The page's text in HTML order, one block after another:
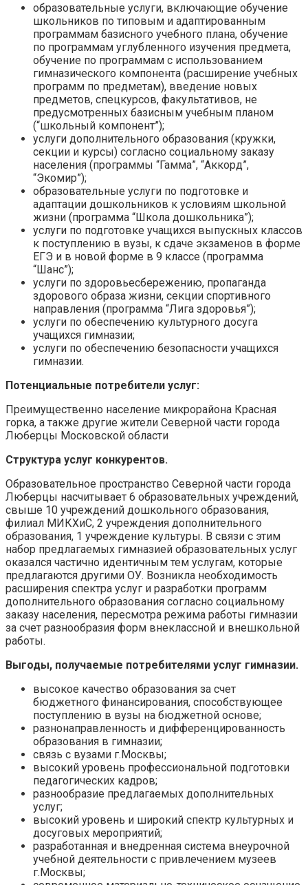
образовательные услуги, включающие обучение
школьников по типовым и адаптированным
программам базисного учебного плана, обучение
по программам углубленного изучения предмета,
обучение по программам с использованием
гимназического компонента (расширение учебных
программ по предметам), введение новых
предметов, спецкурсов, факультативов, не
предусмотренных базисным учебным планом
(“школьный компонент”);
услуги дополнительного образования (кружки,
секции и курсы) согласно социальному заказу
населения (программы “Гамма”, “Аккорд”,
“Экомир”);
образовательные услуги по подготовке и
адаптации дошкольников к условиям школьной
жизни (программа “Школа дошкольника”);
услуги по подготовке учащихся выпускных классов
к поступлению в вузы, к сдаче экзаменов в форме
ЕГЭ и в новой форме в 9 классе (программа
“Шанс”);
услуги по здоровьесбережению, пропаганда
здорового образа жизни, секции спортивного
направления (программа “Лига здоровья”);
услуги по обеспечению культурного досуга
учащихся гимназии;
услуги по обеспечению безопасности учащихся
гимназии.
Потенциальные потребители услуг:
Преимущественно население микрорайона Красная
горка, а также другие жители Северной части города
Люберцы Московской области
Структура услуг конкурентов.
Образовательное пространство Северной части города
Люберцы насчитывает 6 образовательных учреждений,
свыше 10 учреждений дошкольного образования,
филиал МИКХиС, 2 учреждения дополнительного
образования, 1 учреждение культуры. В связи с этим
набор предлагаемых гимназией образовательных услуг
оказался частично идентичным тем услугам, которые
предлагаются другими ОУ. Возникла необходимость
расширения спектра услуг и разработки программ
дополнительного образования согласно социальному
заказу населения, пересмотра режима работы гимназии
за счет разнообразия форм внеклассной и внешкольной
работы.
Выгоды, получаемые потребителями услуг гимназии.
высокое качество образования за счет
бюджетного финансирования, способствующее
поступлению в вузы на бюджетной основе;
разнонаправленность и дифференцированность
образования в гимназии;
связь с вузами г.Москвы;
высокий уровень профессиональной подготовки
педагогических кадров;
разнообразие предлагаемых дополнительных
услуг;
высокий уровень и широкий спектр культурных и
досуговых мероприятий;
разработанная и внедренная система внеурочной
учебной деятельности с привлечением музеев
г.Москвы;